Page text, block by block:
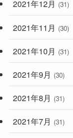
2021年12月 (31)
2021年11月 (30)
2021年10月 (31)
2021年9月 (30)
2021年8月 (31)
2021年7月 (31)